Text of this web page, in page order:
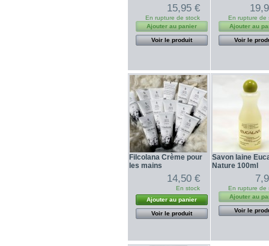
15,95 €
En rupture de stock
Ajouter au panier
Voir le produit
En rupture de
Ajouter au
Voir le
Filcolana Crème pour
les mains
14,50 €
En stock
Ajouter au panier
Voir le produit
Savon laine
Nature 100ml
En rupture de
Ajouter au
Voir le